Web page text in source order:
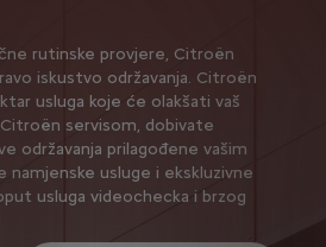
rutinske provjere, Citroën
iskustvo održavanja. Citroën
usluga koje će olakšati vaš
servisom, dobivate
održavanja prilagođene vašim
usluge i ekskluzivne
usluga videochecka i brzog